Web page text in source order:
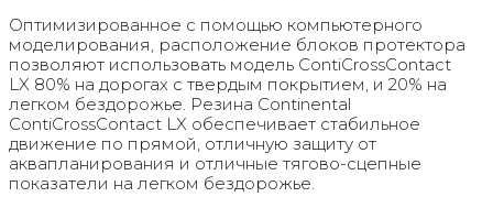
Оптимизированное с помощью компьютерного
моделирования, расположение блоков протектора
позволяют использовать модель ContiCrossContact
LX 80% на дорогах с твердым покрытием, и 20% на
легком бездорожье. Резина Continental
ContiCrossContact LX обеспечивает стабильное
движение по прямой, отличную защиту от
аквапланирования и отличные тягово-сцепные
показатели на легком бездорожье.